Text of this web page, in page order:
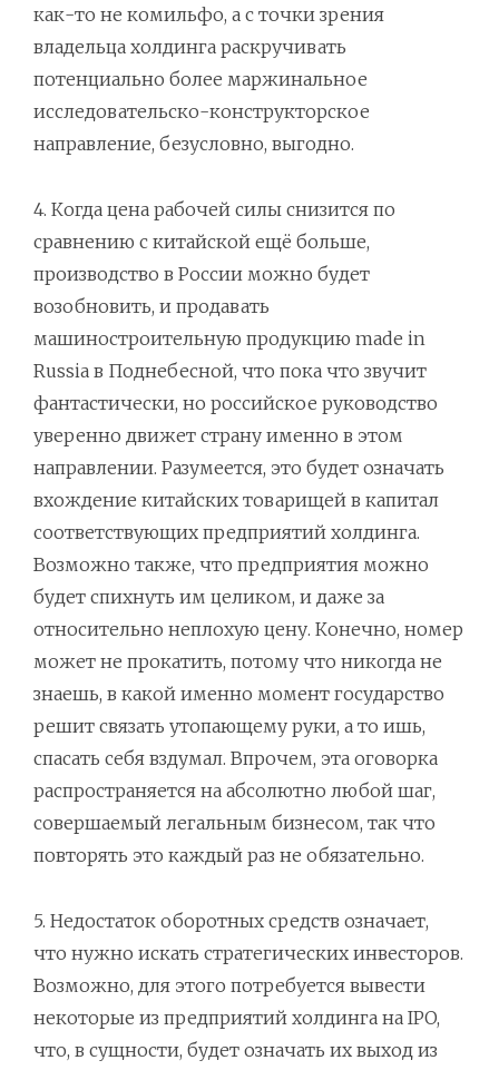
как-то не комильфо, а с точки зрения
владельца холдинга раскручивать
потенциально более маржинальное
исследовательско-конструкторское
направление, безусловно, выгодно.
4. Когда цена рабочей силы снизится по
сравнению с китайской ещё больше,
производство в России можно будет
возобновить, и продавать
машиностроительную продукцию made in
Russia в Поднебесной, что пока что звучит
фантастически, но российское руководство
уверенно движет страну именно в этом
направлении. Разумеется, это будет означать
вхождение китайских товарищей в капитал
соответствующих предприятий холдинга.
Возможно также, что предприятия можно
будет спихнуть им целиком, и даже за
относительно неплохую цену. Конечно, номер
может не прокатить, потому что никогда не
знаешь, в какой именно момент государство
решит связать утопающему руки, а то ишь,
спасать себя вздумал. Впрочем, эта оговорка
распространяется на абсолютно любой шаг,
совершаемый легальным бизнесом, так что
повторять это каждый раз не обязательно.
5. Недостаток оборотных средств означает,
что нужно искать стратегических инвесторов.
Возможно, для этого потребуется вывести
некоторые из предприятий холдинга на IPO,
что, в сущности, будет означать их выход из